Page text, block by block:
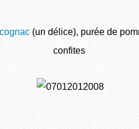
(un délice), purée de
confites